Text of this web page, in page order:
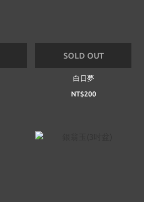
SOLD OUT
白日夢
NT$200